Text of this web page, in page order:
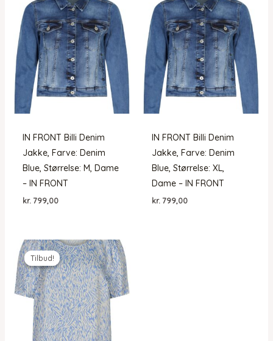
IN FRONT Billi Denim
Jakke, Farve: Denim
Blue, Størrelse: M, Dame
– IN FRONT
kr. 799,00
IN FRONT Billi Denim
Jakke, Farve: Denim
Blue, Størrelse: XL,
Dame – IN FRONT
kr. 799,00
Tilbud!
Tilbud!